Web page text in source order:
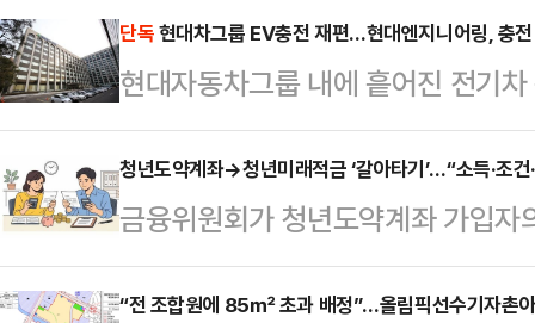
단독현대차그룹 EV충전 재편…현대엔지니어링, 충
현대자동차그룹 내에 흩어진 전기
대엔지니어링을 중심으로 하나로
니어링이 올해 안에 한국전기차충
인 것으로 알려졌다.6일 업계에 따
비스를 올해 안으로 인수합병하는
청년도약계좌→청년미래적금 ‘갈아타기’…“소득·조건
금융위원회가 청년도약계좌 가입
지만, 상품 구조가 ‘조건별 차등 지
가 크게 갈릴 전망이다.소득 기준과
“전 조합원에 85㎡ 초과 배정”…올림픽선수기자촌아